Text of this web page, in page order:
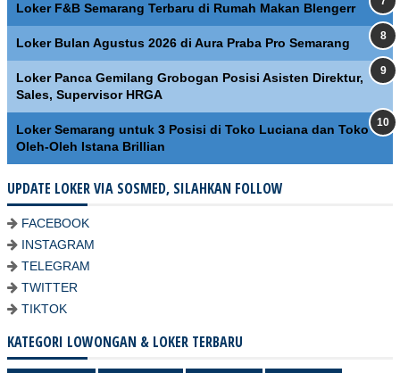
Loker F&B Semarang Terbaru di Rumah Makan Blengerr
Loker Bulan Agustus 2026 di Aura Praba Pro Semarang
Loker Panca Gemilang Grobogan Posisi Asisten Direktur,
Sales, Supervisor HRGA
Loker Semarang untuk 3 Posisi di Toko Luciana dan Toko
Oleh-Oleh Istana Brillian
UPDATE LOKER VIA SOSMED, SILAHKAN FOLLOW
FACEBOOK
INSTAGRAM
TELEGRAM
TWITTER
TIKTOK
KATEGORI LOWONGAN & LOKER TERBARU